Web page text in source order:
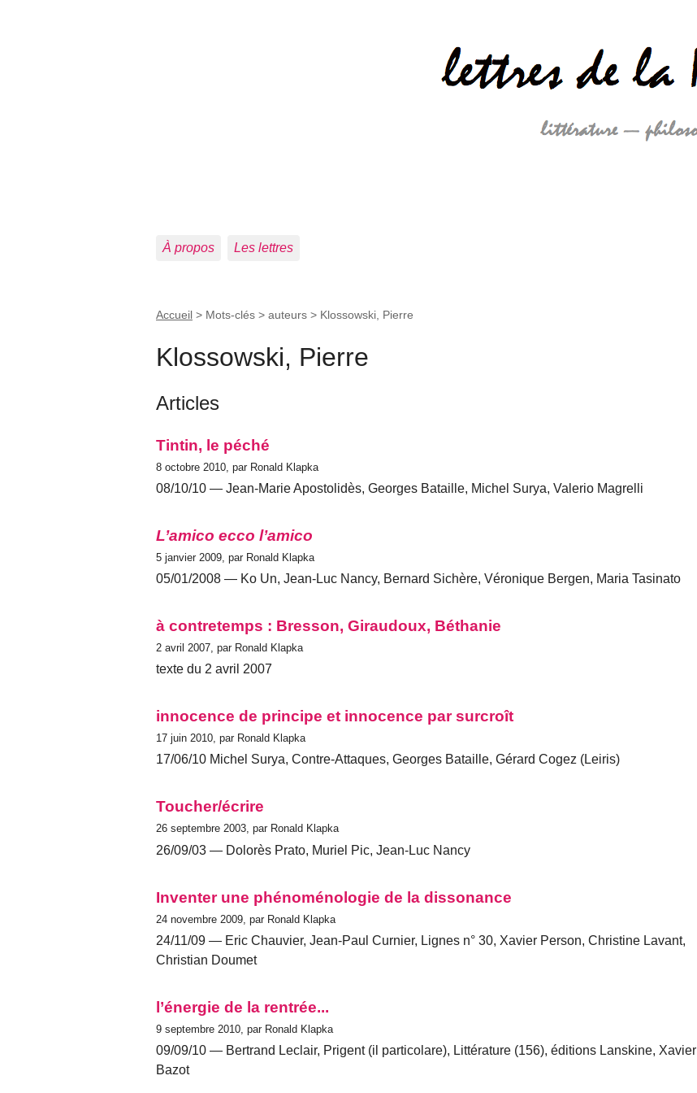
À propos Les lettres
Accueil > Mots-clés > auteurs > Klossowski, Pierre
Klossowski, Pierre
Articles
Tintin, le péché
8 octobre 2010, par Ronald Klapka
08/10/10 — Jean-Marie Apostolidès, Georges Bataille, Michel Surya, Valerio Magrelli
L’amico ecco l’amico
5 janvier 2009, par Ronald Klapka
05/01/2008 — Ko Un, Jean-Luc Nancy, Bernard Sichère, Véronique Bergen, Maria Tasinato
à contretemps : Bresson, Giraudoux, Béthanie
2 avril 2007, par Ronald Klapka
texte du 2 avril 2007
innocence de principe et innocence par surcroît
17 juin 2010, par Ronald Klapka
17/06/10 Michel Surya, Contre-Attaques, Georges Bataille, Gérard Cogez (Leiris)
Toucher/écrire
26 septembre 2003, par Ronald Klapka
26/09/03 — Dolorès Prato, Muriel Pic, Jean-Luc Nancy
Inventer une phénoménologie de la dissonance
24 novembre 2009, par Ronald Klapka
24/11/09 — Eric Chauvier, Jean-Paul Curnier, Lignes n° 30, Xavier Person, Christine Lavant,
Christian Doumet
l’énergie de la rentrée...
9 septembre 2010, par Ronald Klapka
09/09/10 — Bertrand Leclair, Prigent (il particolare), Littérature (156), éditions Lanskine, Xavier
Bazot